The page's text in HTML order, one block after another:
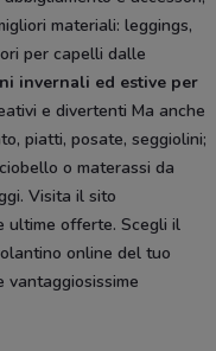
materiali: leggings,
per capelli dalle
invernali ed estive per
e divertenti Ma anche
piatti, posate, seggiolini;
o materassi da
Visita il sito
ultime offerte. Scegli il
online del tuo